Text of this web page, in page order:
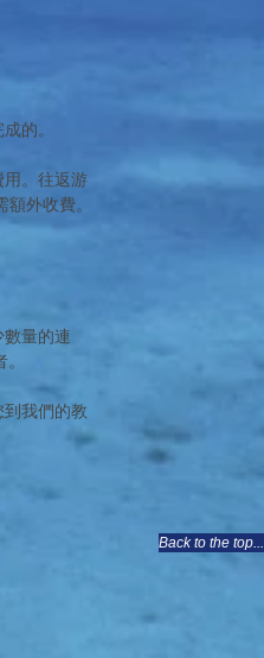
的。
用。往返游
外收費。
量的連
我們的教
Back to the top...